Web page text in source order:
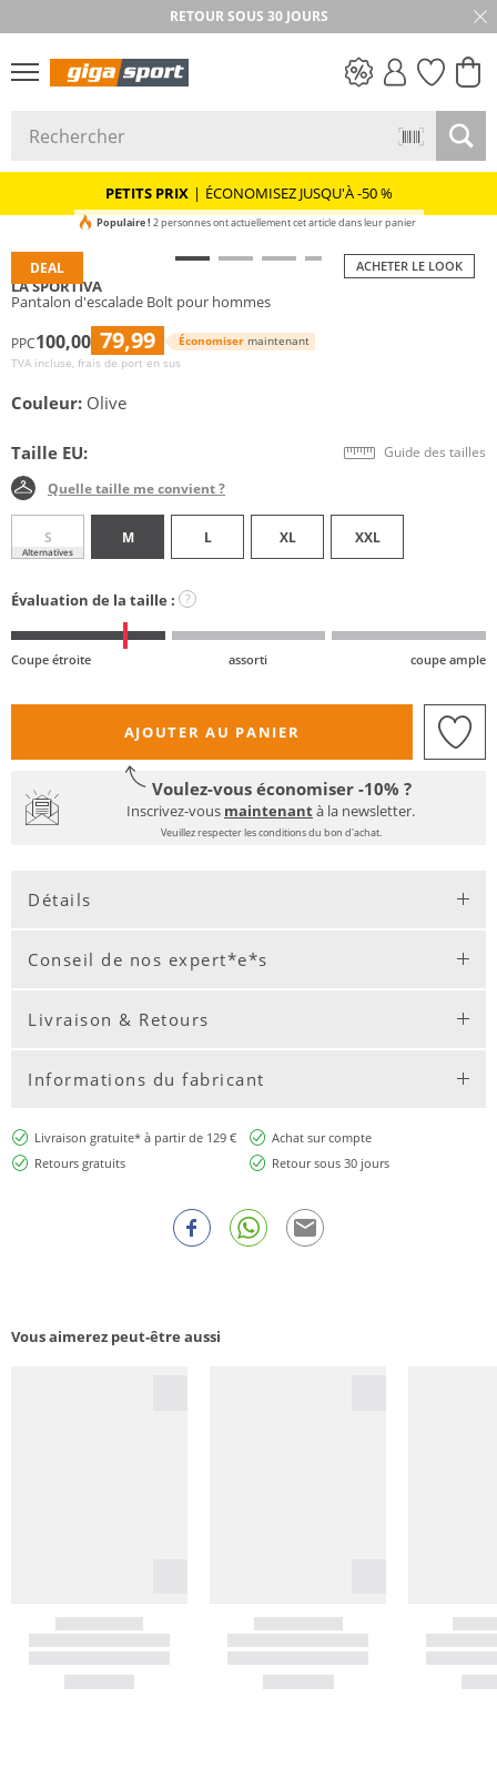
RETOUR SOUS 30 JOURS
PETITS PRIX | ÉCONOMISEZ JUSQU'À -50 %
ACHETER LE LOOK
DEAL
Populaire ! 2 personnes ont actuellement cet article dans leur panier
LA SPORTIVA
Pantalon d'escalade Bolt pour hommes
PPC100,00 79,99 Économiser maintenant
TVA incluse, frais de port en sus
Couleur: Olive
Taille EU: Guide des tailles
Quelle taille me convient ?
S
Alternatives
M L XL XXL
Évaluation de la taille : ?
Coupe étroite assorti coupe ample
AJOUTER AU PANIER
Voulez-vous économiser -10% ?
Inscrivez-vous maintenantà la newsletter.
Veuillez respecter les conditions du bon d'achat.
Détails
Conseil de nos expert*e*s
Livraison & Retours
Informations du fabricant
Livraison gratuite* à partir de 129 €
Achat sur compte
Retours gratuits
Retour sous 30 jours
Vous aimerez peut-être aussi